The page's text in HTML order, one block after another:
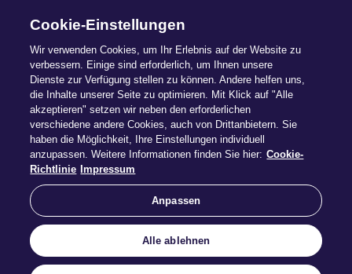
Rechts­schutz
Mehr erfahren
Cookie-Einstellungen
Wir verwenden Cookies, um Ihr Erlebnis auf der Website zu
verbessern. Einige sind erforderlich, um Ihnen unsere
Dienste zur Verfügung stellen zu können. Andere helfen uns,
die Inhalte unserer Seite zu optimieren. Mit Klick auf "Alle
akzeptieren" setzen wir neben den erforderlichen
verschiedene andere Cookies, auch von Drittanbietern. Sie
haben die Möglichkeit, Ihre Einstellungen individuell
anzupassen. Weitere Informationen finden Sie hier: Cookie-
Richtlinie Impressum
Anpassen
Alle ablehnen